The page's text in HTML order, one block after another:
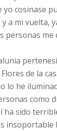
cosinase
a mi vuelta,
personas me
de la
lo he
como
ha sido
insoportable